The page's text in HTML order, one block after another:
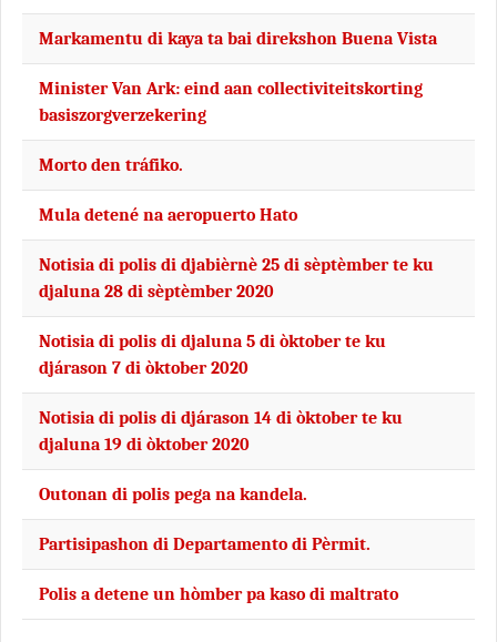
Markamentu di kaya ta bai direkshon Buena Vista
Minister Van Ark: eind aan collectiviteitskorting
basiszorgverzekering
Morto den tráfiko.
Mula detené na aeropuerto Hato
Notisia di polis di djabièrnè 25 di sèptèmber te ku
djaluna 28 di sèptèmber 2020
Notisia di polis di djaluna 5 di òktober te ku
djárason 7 di òktober 2020
Notisia di polis di djárason 14 di òktober te ku
djaluna 19 di òktober 2020
Outonan di polis pega na kandela.
Partisipashon di Departamento di Pèrmit.
Polis a detene un hòmber pa kaso di maltrato